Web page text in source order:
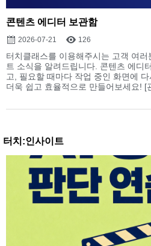
콘텐츠 에디터 보관함
2026-07-21 126
터치클래스를 이용해주시는 고객 여
트 소식을 알려드립니다. 콘텐츠 에디
고, 필요할 때마다 작업 중인 화면에
더욱 쉽고 효율적으로 만들어보세요! [
터치:인사이트